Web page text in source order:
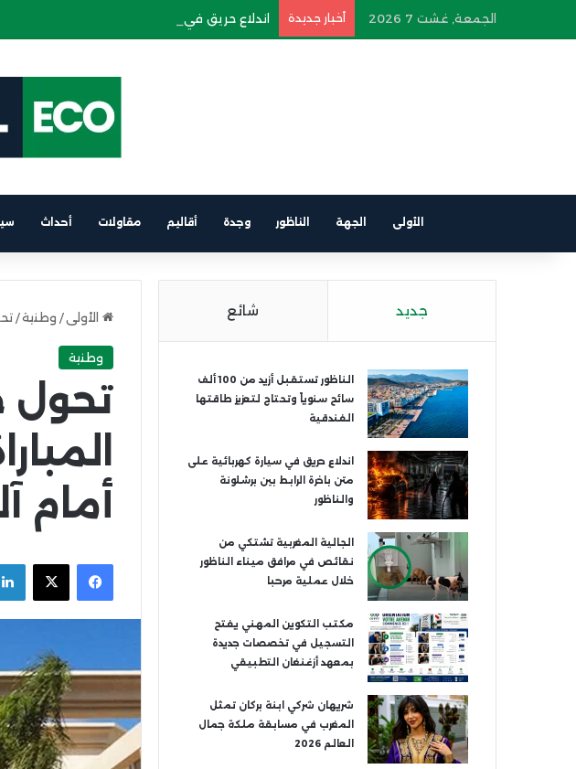
الجمعة, غشت 7 2026 أخبار جديدة اندلاع حريق في سيارة كهربائية على متن باخرة
الأولى الجهة الناظور وجدة أقاليم مقاولات أحداث
الأولى / وطنية/
وطنية
تحول
أمام
Facebook
X
جديد شائع
الناظور تستقبل أزيد من 100 ألف
سائح سنوياً وتحتاج لتعزيز طاقتها
الفندقية
اندلاع حريق في سيارة كهربائية على
متن باخرة الرابط بين برشلونة
والناظور
الجالية المغربية تشتكي من
نقائص في مرافق ميناء الناظور
خلال عملية مرحبا
مكتب التكوين المهني يفتح
التسجيل في تخصصات جديدة
بمعهد أزغنغان التطبيقي
شريهان شركي ابنة بركان تمثل
المغرب في مسابقة ملكة جمال
العالم 2026